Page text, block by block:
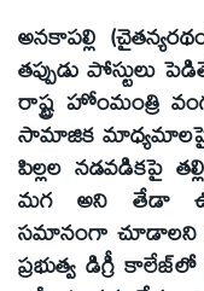
అనకాపల్లి
తప్పుడు పోస్టులు
రాష్ట్ర హోంమంత్రి
సామాజిక మాధ్యమాలపై
పిల్లల నడవడికపై
మగ అని తేడా
సమానంగా చూడాలని
ప్రభుత్వ డిగ్రీ